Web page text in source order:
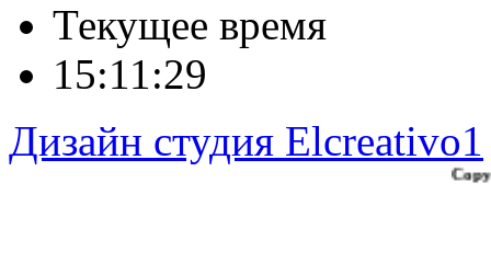
Текущее время
15:11:30
Дизайн студия Elcreativo1
Copyright ©